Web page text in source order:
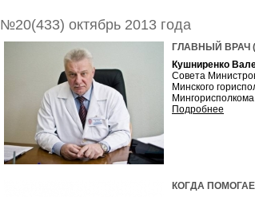
№20(433) октябрь 2013 года
ГЛАВНЫЙ ВРАЧ
Кушниренко
Совета
Минского
Подробнее
КОГДА